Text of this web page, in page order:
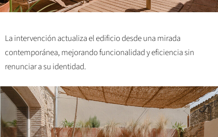
La intervención actualiza el edificio desde una mirada
contemporánea, mejorando funcionalidad y eficiencia sin
renunciar a su identidad.